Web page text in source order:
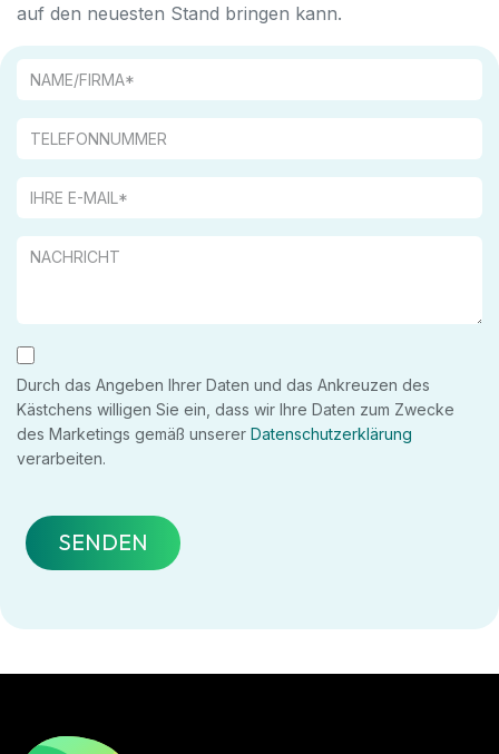
auf den neuesten Stand bringen kann.
Durch das Angeben Ihrer Daten und das Ankreuzen des
Kästchens willigen Sie ein, dass wir Ihre Daten zum Zwecke
des Marketings gemäß unserer Datenschutzerklärung
verarbeiten.
SENDEN